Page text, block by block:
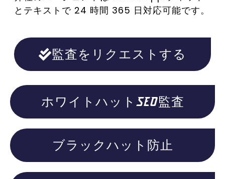
とテキストで 24 時間 365 日対応可能です。
監査をリクエストする
ホワイトハットSEO監査
ブラックハット防止